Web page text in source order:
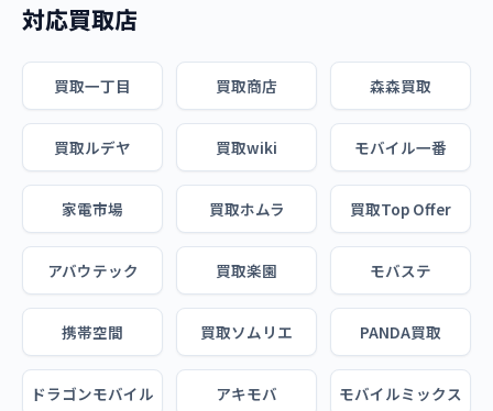
対応買取店
買取一丁目 買取商店 森森買取
買取ルデヤ 買取wiki モバイル一番
家電市場 買取ホムラ 買取Top Offer
アバウテック 買取楽園 モバステ
携帯空間 買取ソムリエ PANDA買取
ドラゴンモバイル アキモバ モバイルミックス